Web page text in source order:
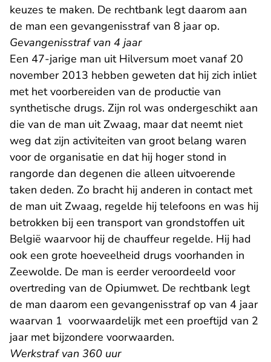
keuzes te maken. De rechtbank legt daarom aan
de man een gevangenisstraf van 8 jaar op.
Gevangenisstraf van 4 jaar
Een 47-jarige man uit Hilversum moet vanaf 20
november 2013 hebben geweten dat hij zich inliet
met het voorbereiden van de productie van
synthetische drugs. Zijn rol was ondergeschikt aan
die van de man uit Zwaag, maar dat neemt niet
weg dat zijn activiteiten van groot belang waren
voor de organisatie en dat hij hoger stond in
rangorde dan degenen die alleen uitvoerende
taken deden. Zo bracht hij anderen in contact met
de man uit Zwaag, regelde hij telefoons en was hij
betrokken bij een transport van grondstoffen uit
België waarvoor hij de chauffeur regelde. Hij had
ook een grote hoeveelheid drugs voorhanden in
Zeewolde. De man is eerder veroordeeld voor
overtreding van de Opiumwet. De rechtbank legt
de man daarom een gevangenisstraf op van 4 jaar
waarvan 1 voorwaardelijk met een proeftijd van 2
jaar met bijzondere voorwaarden.
Werkstraf van 360 uur